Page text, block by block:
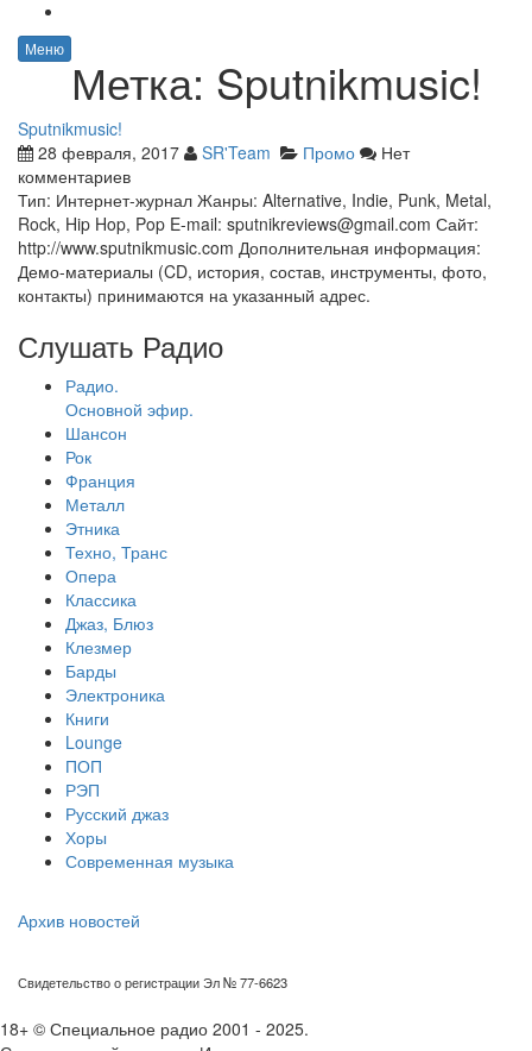
Меню
Метка: Sputnikmusic!
Sputnikmusic!
28 февраля, 2017
SR'Team Промо
Нет
комментариев
Тип: Интернет-журнал Жанры: Alternative, Indie, Punk, Metal,
Rock, Hip Hop, Pop E-mail: sputnikreviews@gmail.com Сайт:
http://www.sputnikmusic.com Дополнительная информация:
Демо-материалы (CD, история, состав, инструменты, фото,
контакты) принимаются на указанный адрес.
Слушать Радио
Радио.
Основной эфир.
Шансон
Рок
Франция
Металл
Этника
Техно, Транс
Опера
Классика
Джаз, Блюз
Клезмер
Барды
Электроника
Книги
Lounge
ПОП
РЭП
Русский джаз
Хоры
Современная музыка
Архив новостей
Свидетельство о регистрации Эл № 77-6623
18+ © Специальное радио 2001 - 2025.